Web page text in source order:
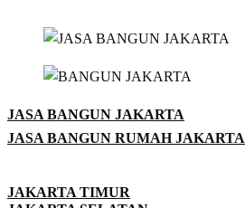
JASA BANGUN JAKARTA
JASA BANGUN RUMAH JAKARTA
JAKARTA TIMUR